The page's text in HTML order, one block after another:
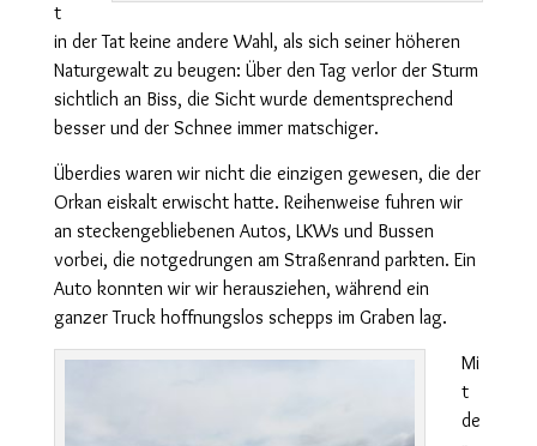
t
in der Tat keine andere Wahl, als sich seiner höheren
Naturgewalt zu beugen: Über den Tag verlor der Sturm
sichtlich an Biss, die Sicht wurde dementsprechend
besser und der Schnee immer matschiger.
Überdies waren wir nicht die einzigen gewesen, die der
Orkan eiskalt erwischt hatte. Reihenweise fuhren wir
an steckengebliebenen Autos, LKWs und Bussen
vorbei, die notgedrungen am Straßenrand parkten. Ein
Auto konnten wir wir herausziehen, während ein
ganzer Truck hoffnungslos schepps im Graben lag.
Mi
t
de